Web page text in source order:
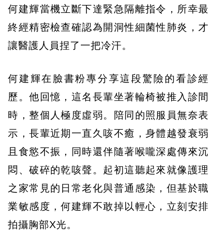
何建輝當機立斷下達緊急隔離指令，所幸最
終經精密檢查確認為開洞性細菌性肺炎，才
讓醫護人員捏了一把冷汗。
何建輝在臉書粉專分享這段驚險的看診經
歷。他回憶，這名長輩坐著輪椅被推入診間
時，整個人極度虛弱。陪同的照服員無奈表
示，長輩近期一直久咳不癒，身體越發衰弱
且食慾不振，同時還伴隨著喉嚨深處傳來沉
悶、破碎的乾咳聲。起初這聽起來就像護理
之家常見的日常老化與普通感染，但基於職
業敏感度，何建輝不敢掉以輕心，立刻安排
拍攝胸部X光。